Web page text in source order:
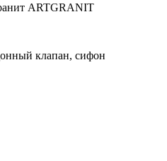
ARTGRANIT
клапан, сифон